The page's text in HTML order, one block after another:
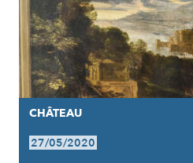
CHÂTEAU
27/05/2020